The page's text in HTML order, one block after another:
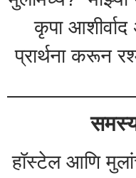
कृपा
प्रार्थना करून
हॉस्टेल आणि